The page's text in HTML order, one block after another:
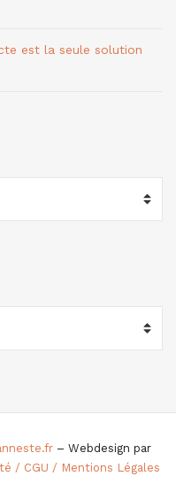
est la seule solution
– Webdesign par
/ CGU / Mentions Légales